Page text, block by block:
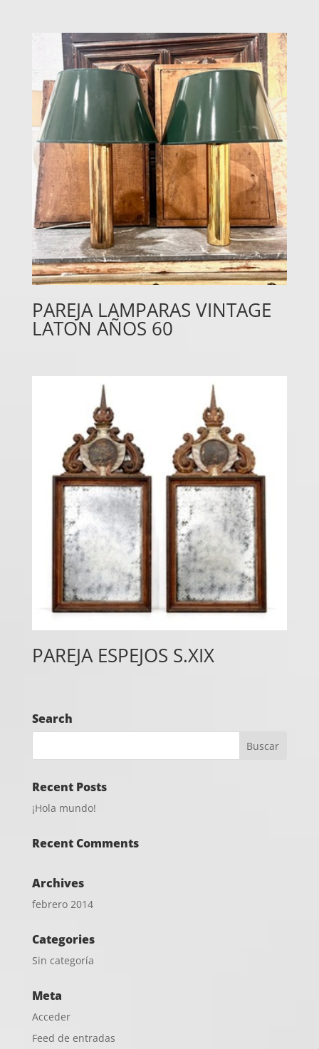
PAREJA LAMPARAS VINTAGE
LATON AÑOS 60
PAREJA ESPEJOS S.XIX
Search
Recent Posts
¡Hola mundo!
Recent Comments
Archives
febrero 2014
Categories
Sin categoría
Meta
Acceder
Feed de entradas